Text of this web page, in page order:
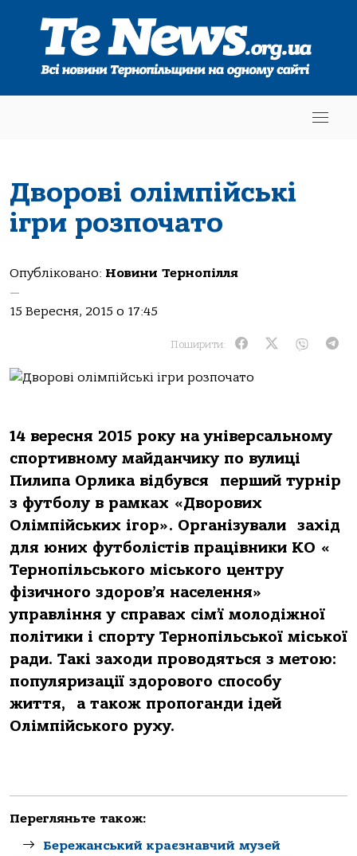
Дворові олімпійські
ігри розпочато
Опубліковано: Новини Тернопілля
—
15 Вересня, 2015 о 17:45
Поширити:
14 вересня 2015 року на універсальному
спортивному майданчику по вулиці
Пилипа Орлика відбувся перший турнір
з футболу в рамках «Дворових
Олімпійських ігор». Організували захід
для юних футболістів працівники КО «
Тернопільського міського центру
фізичного здоров’я населення»
управління у справах сім’ї молодіжної
політики і спорту Тернопільської міської
ради. Такі заходи проводяться з метою:
популяризації здорового способу
життя, а також пропоганди ідей
Олімпійського руху.
Перегляньте також:
Бережанський краєзнавчий музей